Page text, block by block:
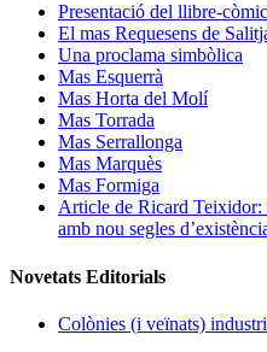
Presentació del llibre-
El mas Requesens de
Una proclama simbòlica
Mas Esquerrà
Mas Horta del Molí
Mas Torrada
Mas Serrallonga
Mas Marquès
Mas Formiga
Article de Ricard Teixidor:
amb nou segles
Novetats Editorials
Colònies (i veïnats)